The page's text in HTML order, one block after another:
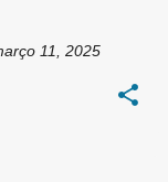
11, 2025